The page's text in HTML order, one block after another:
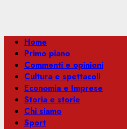
Menu
principale
Home
Primo piano
Commenti e opinioni
Cultura e spettacoli
Economia e Imprese
Storia e storie
Chi siamo
Sport